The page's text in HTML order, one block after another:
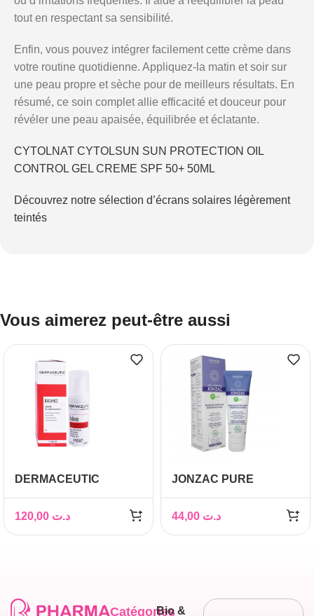
tout en respectant sa sensibilité.
Enfin, vous pouvez intégrer facilement cette crème dans
votre routine quotidienne. Appliquez-la matin et soir sur
une peau propre et sèche pour de meilleurs résultats. En
résumé, ce soin complet allie efficacité et douceur pour
révéler une peau apaisée, équilibrée et éclatante.
CYTOLNAT CYTOLSUN SUN PROTECTION OIL
CONTROL GEL CREME SPF 50+ 50ML
Découvrez notre sélection d’écrans solaires légèrement
teintés
Vous aimerez peut-être aussi
DERMACEUTIC
ECLAIRCISSANTE
30ML
د.ت
JONZAC PURE
DESINCRUSTANT
50ML
د.ت
Catégories
Bio &